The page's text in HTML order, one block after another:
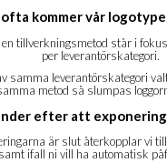
kommer vår
tillverkningsmetod står i
per leverantörskategori.
samma leverantörskategori
metod så slumpas
efter att
är slut återkopplar vi
ifall ni vill ha automatisk